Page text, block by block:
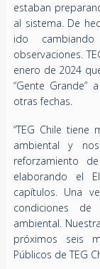
estaban
al sistema. De
ido
observaciones.
enero de 2024
“Gente Grande”
otras fechas.
“TEG Chile
ambiental y
reforzamiento
elaborando el
capítulos. Una
condiciones
ambiental.
próximos seis
Públicos de TEG